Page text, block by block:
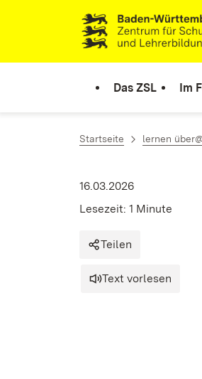
Zum Inhalt springen
Link zur Startseite
Das ZSL Im
Startseite lernen
16.03.2026
Lesezeit: 1 Minute
Teilen
Text vorlesen